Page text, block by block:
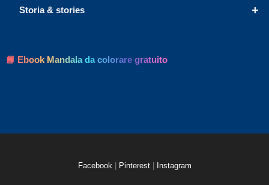
+
Storia & stories
📘 Ebook Mandala da colorare gratuito
Facebook Pinterest Instagram